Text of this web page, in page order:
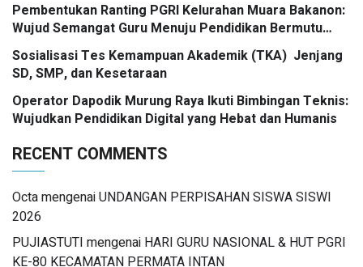
Pembentukan Ranting PGRI Kelurahan Muara Bakanon:
Wujud Semangat Guru Menuju Pendidikan Bermutu
untuk Semua
Sosialisasi Tes Kemampuan Akademik (TKA) Jenjang
SD, SMP, dan Kesetaraan
Operator Dapodik Murung Raya Ikuti Bimbingan Teknis:
Wujudkan Pendidikan Digital yang Hebat dan Humanis
RECENT COMMENTS
OctamengenaiUNDANGAN PERPISAHAN SISWA SISWI
2026
PUJIASTUTI mengenai HARI GURU NASIONAL & HUT PGRI
KE-80 KECAMATAN PERMATA INTAN